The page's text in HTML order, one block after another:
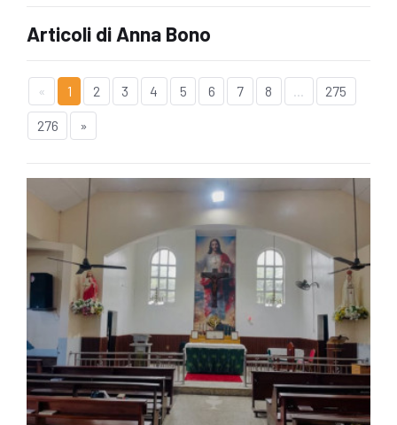
Articoli di Anna Bono
« 1 2 3 4 5 6 7 8 275
276 »